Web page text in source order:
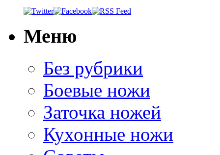
Меню
Без рубрики
Боевые ножи
Заточка ножей
Кухонные ножи